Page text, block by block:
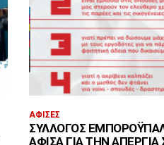
ΑΦΊΣΕΣ
ΣΎΛΛΟΓΟΣ
ΑΦΊΣΑ ΓΙΑ ΤΗΝ ΑΠΕΡΓΊΑ